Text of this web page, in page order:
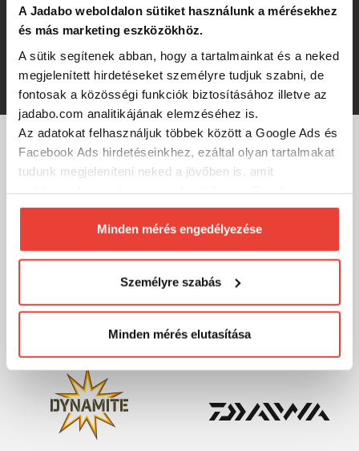
A Jadabo weboldalon sütiket használunk a mérésekhez
és más marketing eszközökhöz.
A sütik segítenek abban, hogy a tartalmainkat és a neked
megjelenített hirdetéseket személyre tudjuk szabni, de
fontosak a közösségi funkciók biztosításához illetve az
jadabo.com analitikájának elemzéséhez is.
Az adatokat felhasználjuk többek között a Google Ads és
Facebook Ads hirdetéseinkhez, ezáltal olyan tartalmakat
tudunk megjeleníteni neked a jövőben is, amit
biztosításához arra kérünk, hogy engedd meg
számunkra minden mérés használatát.
Természetesensoha semmilyen formában nem fogunk
megváltoztathatod a döntésed ezzel kapcsolatban.
Előre is köszönjük!
Minden mérés engedélyezése
Személyre szabás
Minden mérés elutasítása
Tormentor 3-Pack Small műcsali
szett
8 650 Ft
MÁRKÁINK